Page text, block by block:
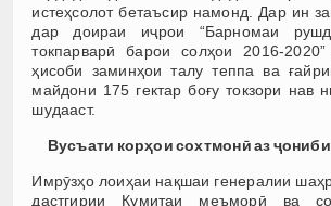
истеҳсолот бетаъсир намонд. Дар ин
дар доираи иҷрои “Барномаи
токпарварӣ барои солҳои 2016-
ҳисоби заминҳои талу теппа ва
майдони 175 гектар боғу токзори нав
шудааст.
Вусъати корҳои сохтмонӣ аз
Имрӯзҳо лоиҳаи нақшаи генералии
дастгирии Кумитаи меъморӣ ва